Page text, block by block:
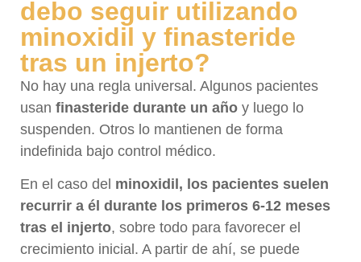
debo seguir utilizando
minoxidil y finasteride
tras un injerto?
No hay una regla universal. Algunos pacientes
usan finasteride durante un año y luego lo
suspenden. Otros lo mantienen de forma
indefinida bajo control médico.
En el caso del minoxidil, los pacientes suelen
recurrir a él durante los primeros 6-12 meses
tras el injerto, sobre todo para favorecer el
crecimiento inicial. A partir de ahí, se puede